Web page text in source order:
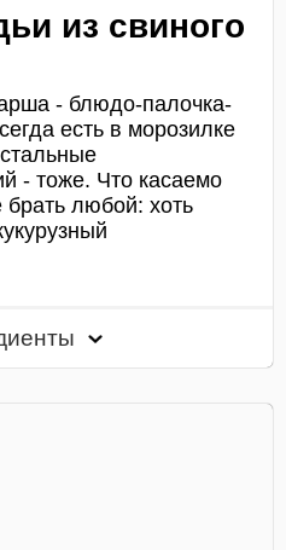
из свиного
- блюдо-палочка-
есть в морозилке
- тоже. Что касаемо
брать любой: хоть